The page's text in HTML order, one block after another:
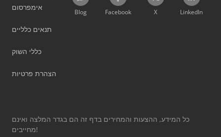
אימפרסום
תנאים כלליים
כללי השוק
הצהרת פרטיות
Blog Facebook X LinkedIn
כל המידע, ההצעות והמחירים בדף זה הם בגדר המלצה ואינם
מחייבים!